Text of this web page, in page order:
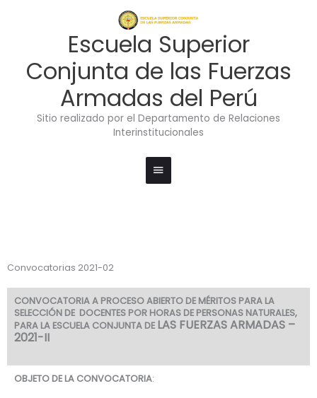
Escuela Superior
Conjunta de las Fuerzas
Armadas del Perú
Sitio realizado por el Departamento de Relaciones
Interinstitucionales
principal
Convocatorias 2021-02
CONVOCATORIA A PROCESO ABIERTO DE MÉRITOS PARA LA
SELECCIÓN DE DOCENTES POR HORAS DE PERSONAS NATURALES,
PARA LA ESCUELA CONJUNTA DE LAS FUERZAS ARMADAS –
2021-II
OBJETO DE LA CONVOCATORIA: